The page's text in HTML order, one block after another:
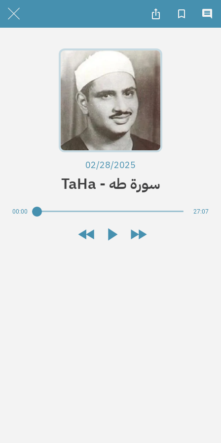
02/28/2025
Ta­Ha - سورة طه
00:00 27:07